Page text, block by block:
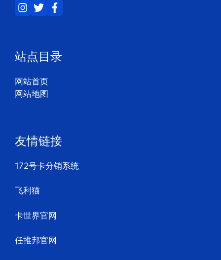
站点目录
网站首页
网站地图
友情链接
172号卡分销系统
飞利猫
卡世界官网
任推邦官网